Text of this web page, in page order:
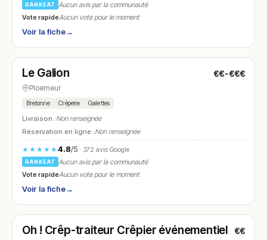
RANKEAT
Aucun avis par la communauté
Vote rapideAucun vote pour le moment
Voir la fiche→
N° 7
Le Galion €€-€€€
Ploemeur
Bretonne Crêperie Galettes
Livraison :Non renseignée
Réservation en ligne :Non renseignée
★★★★★4.8/5· 372 avis Google
RANKEAT
Aucun avis par la communauté
Vote rapideAucun vote pour le moment
Voir la fiche→
N° 8
Oh ! Crêp-traiteur Crêpier événementiel €€